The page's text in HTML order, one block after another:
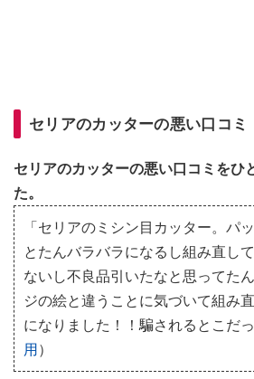
セリアのカッターの悪い口コミ
セリアのカッターの悪い口コミをひ
た。
「セリアのミシン目カッター。パ
とたんバラバラになるし組み直し
ないし不良品引いたなと思ってた
ジの絵と違うことに気づいて組み
になりました！！騙されるとこだ
用）